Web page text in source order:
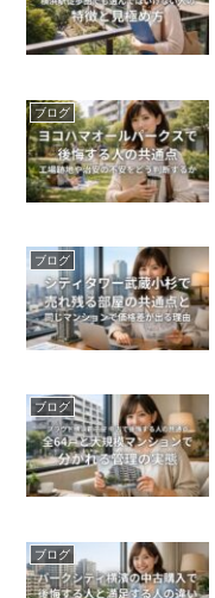
ブログ
ブログ
ブログ
ブログ